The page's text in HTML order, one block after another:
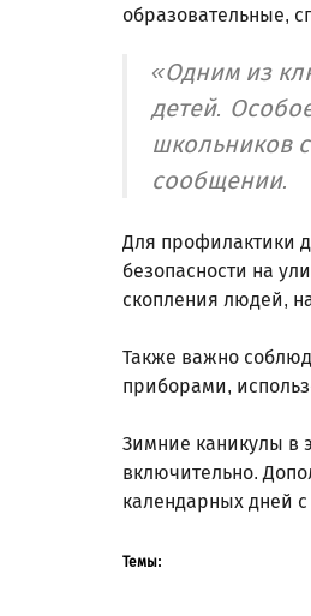
образовательные,
«Одним из
детей.
школьников
сообщении.
Для профилактики
безопасности на
скопления людей,
Также важно
приборами,
Зимние каникулы в
включительно.
календарных дней
Темы: